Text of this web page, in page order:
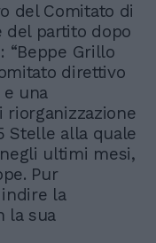
del Comitato di
del partito dopo
“Beppe Grillo
direttivo
una
riorganizzazione
Stelle alla quale
ultimi mesi,
Pur
la
la sua